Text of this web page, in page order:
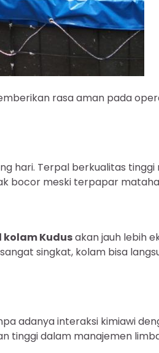
rasa aman pada
hari. Terpal berkualitas
bocor meski terpapar
Kudusakan jauh lebih
singkat, kolam bisa
adanya interaksi kimiawi
tinggi dalam manajemen